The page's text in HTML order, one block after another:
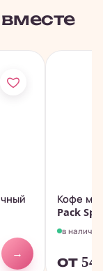
→
Кофе
Pack
в наличии
от